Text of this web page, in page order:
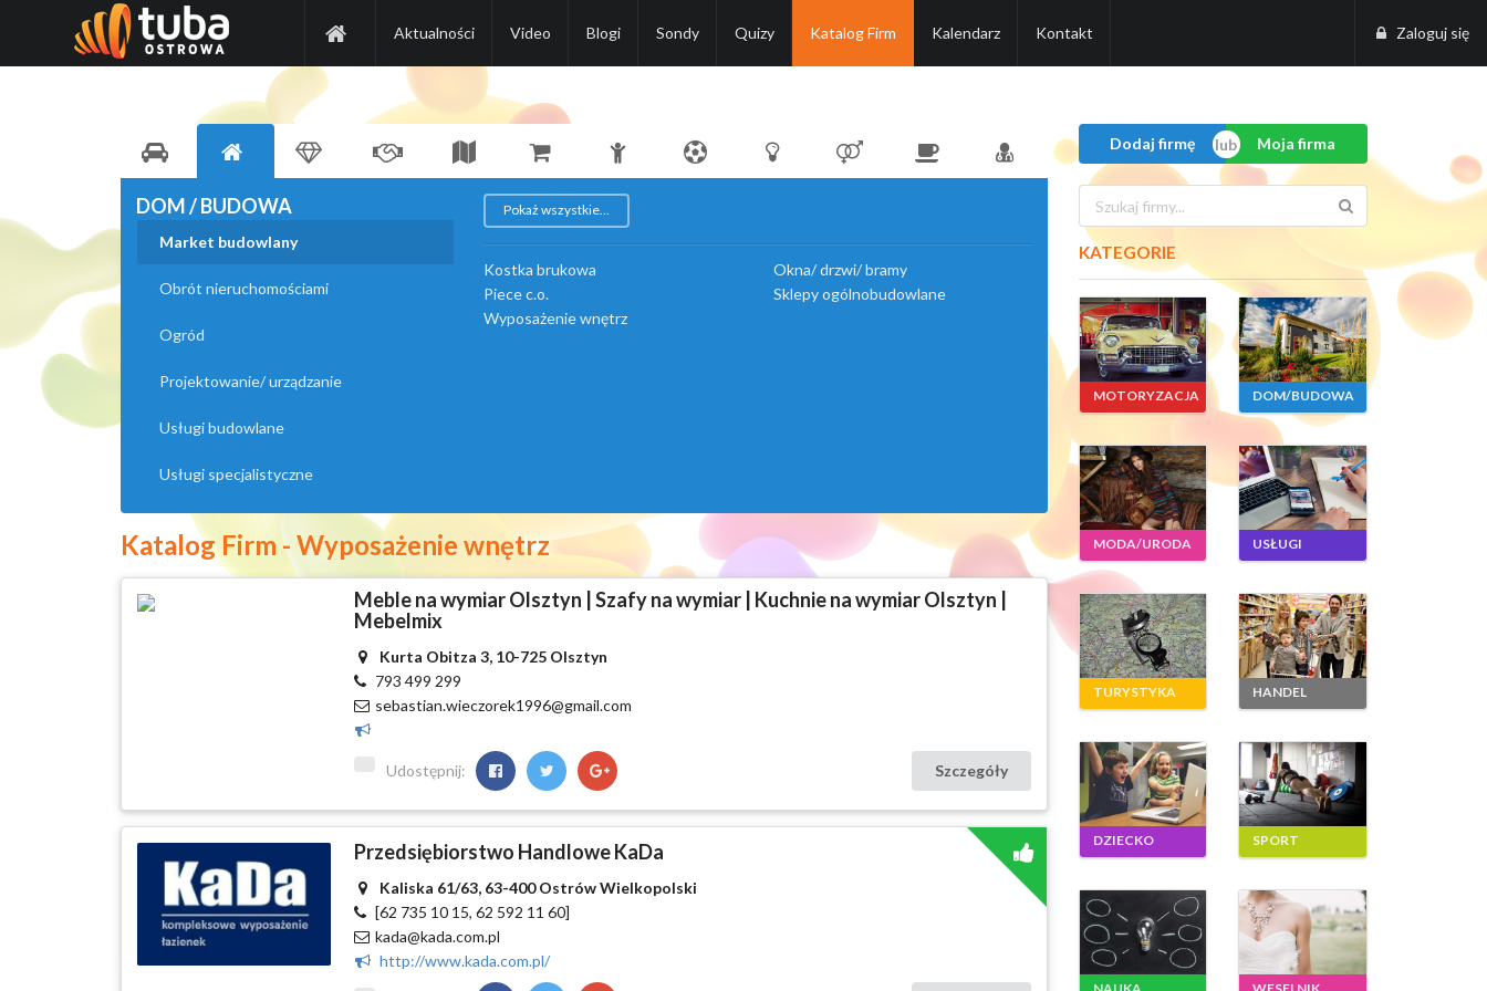
Aktualności Video Blogi Sondy Quizy Katalog Firm Kalendarz Kontakt Zaloguj się
DOM / BUDOWA
Market budowlany
Obrót nieruchomościami
Ogród
Projektowanie/ urządzanie
Usługi budowlane
Usługi specjalistyczne
Pokaż wszystkie...
Kostka brukowa
Piece c.o.
Wyposażenie wnętrz
Okna/ drzwi/ bramy
Sklepy ogólnobudowlane
Katalog Firm - Wyposażenie wnętrz
Meble na wymiar Olsztyn | Szafy na wymiar | Kuchnie na wymiar Olsztyn |
Mebelmix
Kurta Obitza 3, 10-725 Olsztyn
793 499 299
sebastian.wieczorek1996@gmail.com
Udostępnij: Szczegóły
Przedsiębiorstwo Handlowe KaDa
Kaliska 61/63, 63-400 Ostrów Wielkopolski
[62 735 10 15, 62 592 11 60]
kada@kada.com.pl
http://www.kada.com.pl/
Dodaj firmę Moja firma
KATEGORIE
MOTORYZACJA DOM/BUDOWA
MODA/URODA USŁUGI
TURYSTYKA HANDEL
DZIECKO SPORT